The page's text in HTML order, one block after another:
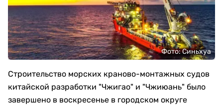
Фото: Синьхуа
Строительство морских краново-монтажных судов
китайской разработки "Чжигао" и "Чжиюань" было
завершено в воскресенье в городском округе